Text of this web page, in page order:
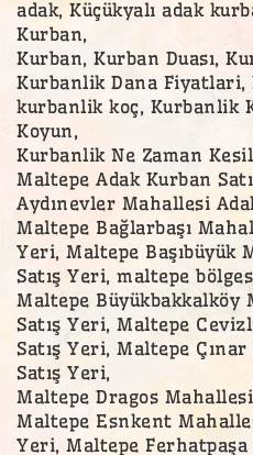
adak, Küçükyalı adak
Kurban,
Kurban, Kurban Duası,
Kurbanlik Dana
kurbanlik koç, Kurbanlik
Koyun,
Kurbanlik Ne Zaman
Maltepe Adak Kurban
Aydınevler Mahallesi
Maltepe Bağlarbaşı
Yeri, Maltepe Başıbüyük
Satış Yeri, maltepe
Maltepe Büyükbakkalköy
Satış Yeri, Maltepe
Satış Yeri, Maltepe
Satış Yeri,
Maltepe Dragos
Maltepe Esnkent
Yeri, Maltepe